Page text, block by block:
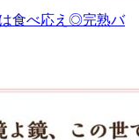
食べ応え◎完熟バ